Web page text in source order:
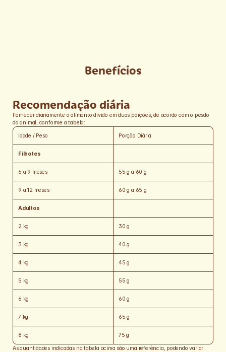
mays, Sphingobium herbicidovorans e Díabrotica firgifera.
Benefícios
Recomendação diária
Fornecer diariamente o alimento divido em duas porções, de acordo com o pesdo
do animal, conforme a tabela:
Idade / Peso
Porção Diária
Filhotes
6 a 9 meses 55 g a 60 g
9 a 12 meses 60 g a 65 g
Adultos
2 kg 30 g
3 kg 40 g
4 kg 45 g
5 kg 55 g
6 kg 60 g
7 kg 65 g
8 kg
75 g
As quantidades indicadas na tabela acima são uma referência, podendo variar